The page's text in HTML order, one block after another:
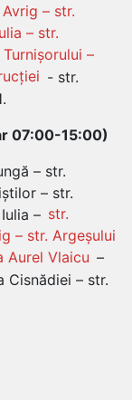
– str.
– str.
–
- str.
07:00-15:00)
– str.
– str.
– str.
– str. Argeșului
Aurel Vlaicu –
Cisnădiei – str.